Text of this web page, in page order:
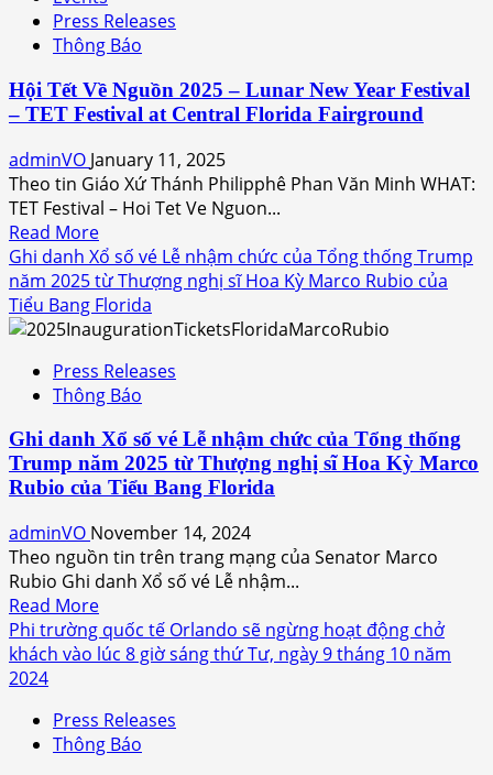
Tinh
đen
đầu
tiên
mắt
Công
Chúng
tại
TITANIC:
The
Artifact
Exhibition
Orlando
Thông
Báo
Press Releases
Thông Báo
Hội Tết Về Nguồn 2025 – Lunar New Year Festival
– TET Festival at Central Florida Fairground
adminVO January 11, 2025
Theo tin Giáo Xứ Thánh Philipphê Phan Văn Minh WHAT:
TET Festival – Hoi Tet Ve Nguon...
Read MoreRead
more
about
Hội
Tết
Nguồn
2025
Lunar
New
Year
Festival
–
TET
Festival
at
Central
Florida
Ghi danh Xổ số vé Lễ nhậm chức của Tổng thống Trump
năm 2025 từ Thượng nghị sĩ Hoa Kỳ Marco Rubio của
Tiểu Bang Florida
Press Releases
Thông Báo
Ghi danh Xổ số vé Lễ nhậm chức của Tổng thống
Trump năm 2025 từ Thượng nghị sĩ Hoa Kỳ Marco
Rubio của Tiểu Bang Florida
adminVO November 14, 2024
Theo nguồn tin trên trang mạng của Senator Marco
Rubio Ghi danh Xổ số vé Lễ nhậm...
Read MoreRead
more
about
Xổ
số
Phi trường quốc tế Orlando sẽ ngừng hoạt động chở
khách vào lúc 8 giờ sáng thứ Tư, ngày 9 tháng 10 năm
2024
Press Releases
Thông Báo